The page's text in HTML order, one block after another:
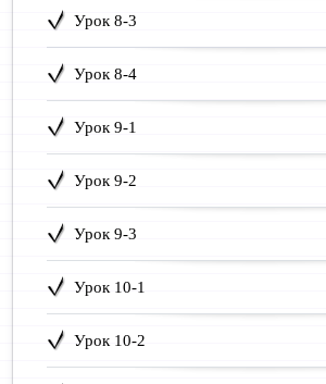
Урок 8-3
Урок 8-4
Урок 9-1
Урок 9-2
Урок 9-3
Урок 10-1
Урок 10-2